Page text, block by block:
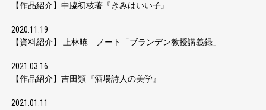
【作品紹介】中脇初枝著『きみはいい子』
2020.11.19
【資料紹介】 上林暁 ノート「ブランデン教授講義録」
2021.03.16
【作品紹介】吉田類『酒場詩人の美学』
2021.01.11